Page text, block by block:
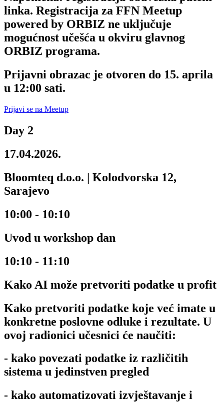
linka. Registracija za FFN Meetup
powered by ORBIZ ne uključuje
mogućnost učešća u okviru glavnog
ORBIZ programa.
Prijavni obrazac je otvoren do 15. aprila
u 12:00 sati.
Prijavi se na Meetup
Day 2
17.04.2026.
Bloomteq d.o.o. | Kolodvorska 12,
Sarajevo
10:00 - 10:10
Uvod u workshop dan
10:10 - 11:10
Kako AI može pretvoriti podatke u profit
Kako pretvoriti podatke koje već imate u
konkretne poslovne odluke i rezultate. U
ovoj radionici učesnici će naučiti:
- kako povezati podatke iz različitih
sistema u jedinstven pregled
- kako automatizovati izvještavanje i